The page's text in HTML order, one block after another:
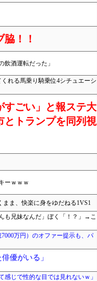
！！
酒運転だった」
れる馬乗り騎乗位4シチュエーシ
すごい」と報ステ大
とトランプを同列視
ーｗｗｗ
ま、快楽に身をゆだねる1VS1
も兄妹なんだ」ぼく「！？」→こ
万円）のオファー提示も、パ
優がいる」
感じで性的な目では見れないｗ」